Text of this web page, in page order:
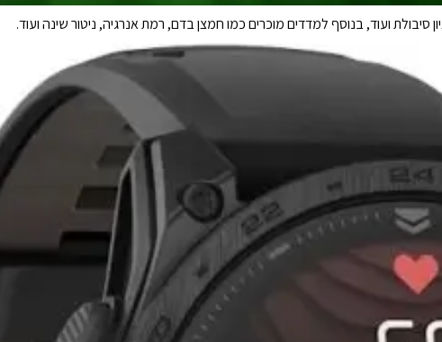
סיבולת ועוד, בנוסף למדדים מוכרים כמו חמצן בדם, רמת אנרגיה, ניטור שינה ועוד.